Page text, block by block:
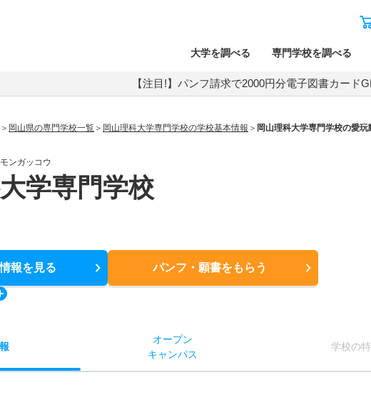
大学を調べる 専門学校を調べる
【注目!】パンフ請求で2000円分電子図書カード
岡山県の専門学校一覧 岡山理科大学専門学校の学校基本情報 岡山理科大学専門学校の愛
ンガッコウ
学専門学校
報を見る パンフ・願書をもらう
オープン
キャンパス
学校の